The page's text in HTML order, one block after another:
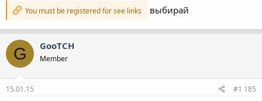
You must be registered for see links выбирай
G GooTCH
Member
15.01.15 #1 185